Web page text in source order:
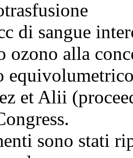
di sangue
ozono alla
et Alii
sono stati